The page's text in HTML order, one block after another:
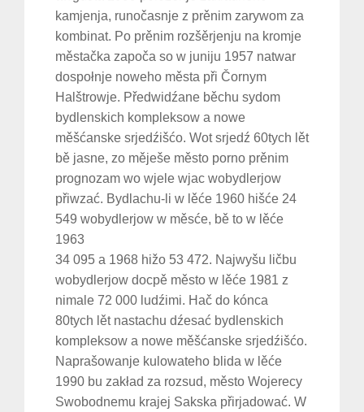
kamjenja, runočasnje z prěnim zarywom za
kombinat. Po prěnim rozšěrjenju na kromje
městačka započa so w juniju 1957 natwar
dospołnje noweho města při Čornym
Halštrowje. Předwidźane běchu sydom
bydlenskich kompleksow a nowe
měšćanske srjedźišćo. Wot srjedź 60tych lět
bě jasne, zo měješe město porno prěnim
prognozam wo wjele wjac wobydlerjow
přiwzać. Bydlachu-li w lěće 1960 hišće 24
549 wobydlerjow w měsće, bě to w lěće
1963
34 095 a 1968 hižo 53 472. Najwyšu ličbu
wobydlerjow docpě město w lěće 1981 z
nimale 72 000 ludźimi. Hač do kónca
80tych lět nastachu dźesać bydlenskich
kompleksow a nowe měšćanske srjedźišćo.
Naprašowanje kulowateho blida w lěće
1990 bu zakład za rozsud, město Wojerecy
Swobodnemu krajej Sakska přirjadować. W